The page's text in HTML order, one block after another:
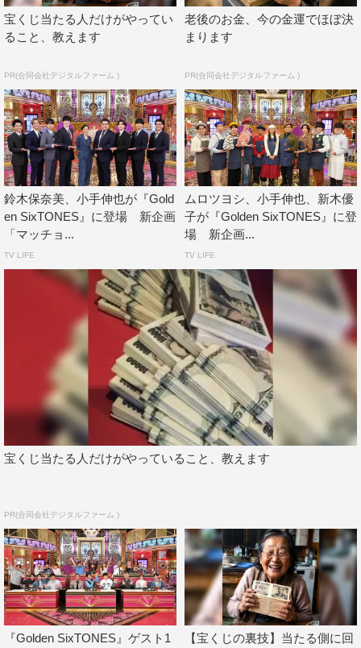
「VTRの中の○○は何色？」など、集中して見ていないと
気付かない難問が続々。優柔不断な小手チームが「ちょっ
ームが「コラ！」「ダメだよ！」と猛抗議。「ズルい
よ！」「異議あり！」と怒号が飛び交う中、俳優陣が完全
崩壊。小手と高橋がガスにまみれて真っ白に。塩野はドヤ
顔で答えを間違い、戸塚は孤独に迷走。渡邊もチームのス
トッパーになってしまう。総勢12人が入り乱れて大騒ぎと
なり、目黒も「ヤバい番組に来ちゃった」とタジタジに。
果たしてご褒美グルメをゲットするのはどちらのチームな
のか。
そして、指定したアイテムを「そいや！」と「はっ！」で
仕分ける超瞬発系脳トレゲーム「そいや！そいや！ゲーム
NEO」にも挑戦。流れてくる写真が正しければ「そい
や！ポーズ」、間違っていたら「はっ！ポーズ」で解答。
目黒チームと小手チームが交互に答えていき、ミスしたら
相手チームにポイントが入る特別ルール。勝利チームには
ミシュラン1つ星シェフ監修の絶品ラーメンのご褒美が。
番組史上最高難度のゲームを前に、目黒が「テレビの前で
マネしてやったんですけど、1問もできなかった」と嘆く
んと靴下も赤くしましたよ」とセピアコーデで必勝を誓う
が、激むずゲームに俳優陣が大パニックに。
さらに、あの名物キャラにアクシデント勃発でゲームは想
定外の展開に。進行役の藤森が急きょゲームに参戦。礼儀
正しい目黒も先輩・松村を「北斗ぉ！」と一喝。大混乱の
中、一皮むけた目黒は奇跡を起こせるのか。
宝くじ当たる人だけがやってい
ること、教えます
PR(合同会社デジタルファーム )
老後のお金、今の金運でほぼ決
まります
PR(合同会社デジタルファーム )
鈴木保奈美、小手伸也が『Gold
en SixTONES』に登場 新企画
「マッチョ...
TV LIFE
ムロツヨシ、小手伸也、新木優
子が『Golden SixTONES』に登
場 新企画...
TV LIFE
宝くじ当たる人だけがやっていること、教えます
PR(合同会社デジタルファーム )
『Golden SixTONES』ゲスト1
【宝くじの裏技】当たる側に回